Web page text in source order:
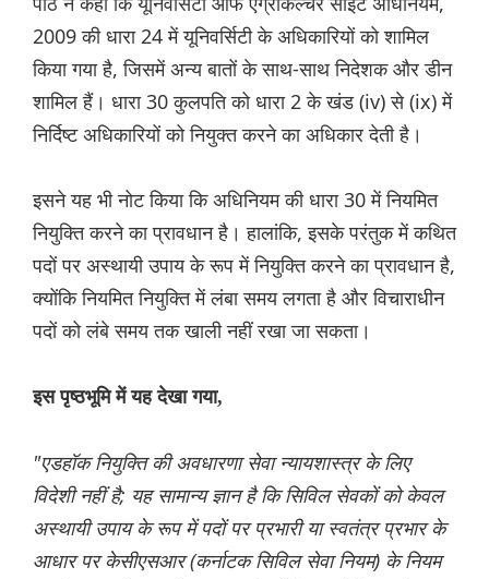
2009 की धारा 24 में यूनिवर्सिटी के अधिकारियों को शामिल
किया गया है, जिसमें अन्य बातों के साथ-साथ निदेशक और डीन
शामिल हैं। धारा 30 कुलपति को धारा 2 के खंड (iv) से (ix) में
निर्दिष्ट अधिकारियों को नियुक्त करने का अधिकार देती है।
इसने यह भी नोट किया कि अधिनियम की धारा 30 में नियमित
नियुक्ति करने का प्रावधान है। हालांकि, इसके परंतुक में कथित
पदों पर अस्थायी उपाय के रूप में नियुक्ति करने का प्रावधान है,
क्योंकि नियमित नियुक्ति में लंबा समय लगता है और विचाराधीन
पदों को लंबे समय तक खाली नहीं रखा जा सकता।
इस पृष्ठभूमि में यह देखा गया,
"एडहॉक नियुक्ति की अवधारणा सेवा न्यायशास्त्र के लिए
विदेशी नहीं है; यह सामान्य ज्ञान है कि सिविल सेवकों को केवल
अस्थायी उपाय के रूप में पदों पर प्रभारी या स्वतंत्र प्रभार के
आधार पर केसीएसआर (कर्नाटक सिविल सेवा नियम) के नियम